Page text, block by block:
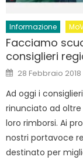
Informazione
Facciamo
consiglieri
Posted
on
28 Febbraio 2018
Ad oggi i
rinunciato ad oltre
loro rimborsi. Ai
nostri portavoce
destinato per